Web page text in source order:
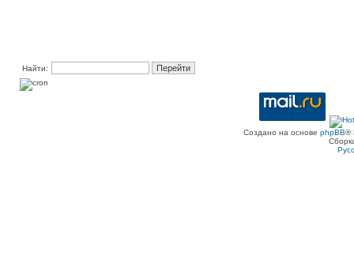
Найти:
Создано на основе phpBB®